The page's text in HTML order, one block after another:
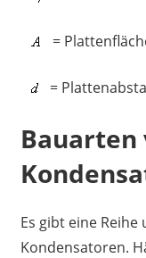
=
=
Bauarten
Es gibt eine
Kondensatoren.